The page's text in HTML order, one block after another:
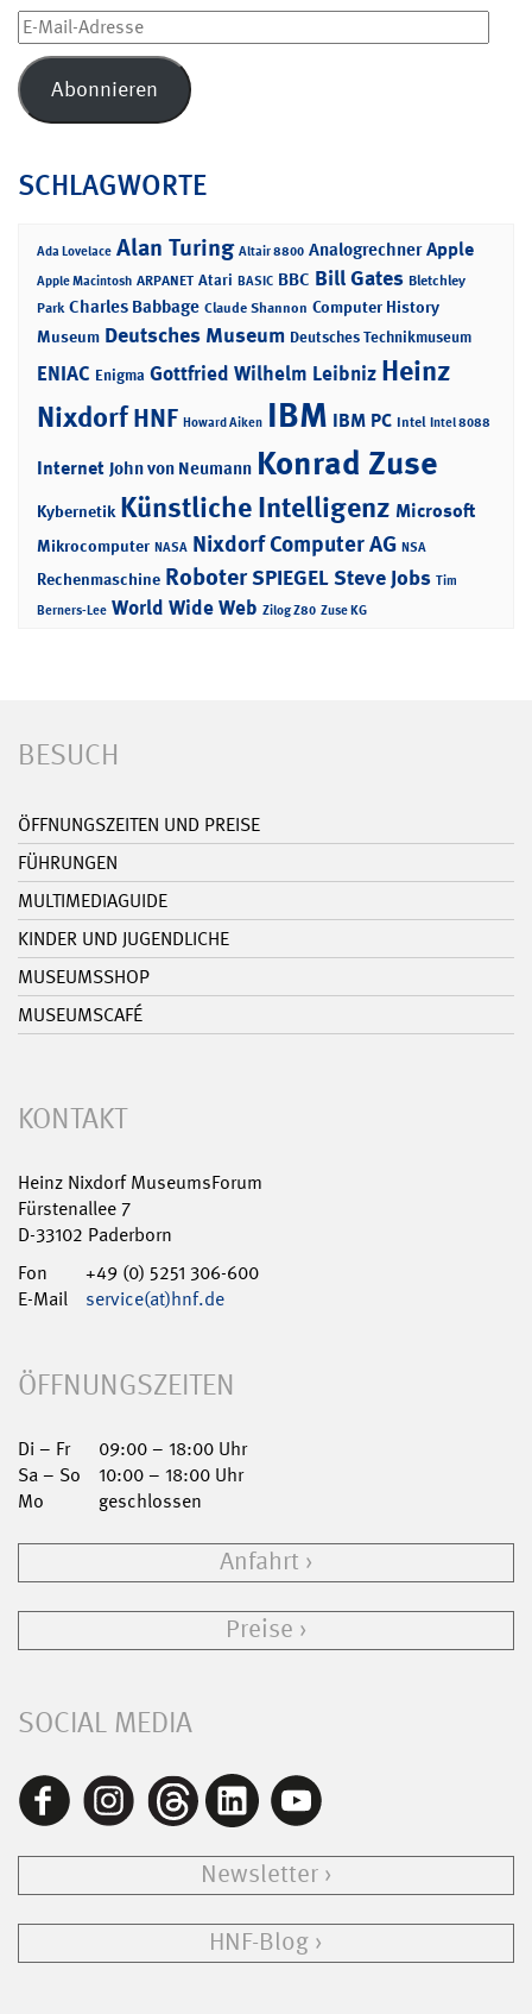
E-
Mail-
Adresse
Abonnieren
SCHLAGWORTE
Ada Lovelace Alan Turing Altair 8800 Analogrechner Apple
Apple Macintosh ARPANET Atari BASIC BBC Bill Gates Bletchley
Park Charles Babbage Claude Shannon Computer History
Museum Deutsches Museum Deutsches Technikmuseum
ENIAC Enigma Gottfried Wilhelm Leibniz Heinz
NixdorfHNF Howard Aiken IBM IBM PC Intel Intel 8088
Internet John von Neumann Konrad Zuse
Kybernetik Künstliche Intelligenz Microsoft
Mikrocomputer NASA Nixdorf Computer AG NSA
Rechenmaschine RoboterSPIEGELSteve Jobs Tim
Berners-Lee World Wide Web Zilog Z80 Zuse KG
BESUCH
ÖFFNUNGSZEITEN UND PREISE
FÜHRUNGEN
MULTIMEDIAGUIDE
KINDER UND JUGENDLICHE
MUSEUMSSHOP
MUSEUMSCAFÉ
KONTAKT
Heinz Nixdorf MuseumsForum
Fürstenallee 7
D-33102 Paderborn
Fon
+49 (0) 5251 306-600
E-Mail
service(at)hnf.de
ÖFFNUNGSZEITEN
Di – Fr
09:00 – 18:00 Uhr
Sa – So
10:00 – 18:00 Uhr
Mo
geschlossen
Anfahrt
Preise
SOCIAL MEDIA
Newsletter
HNF-Blog